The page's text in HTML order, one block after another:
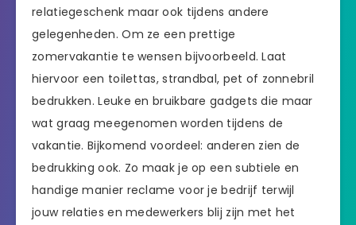
relatiegeschenk maar ook tijdens andere
gelegenheden. Om ze een prettige
zomervakantie te wensen bijvoorbeeld. Laat
hiervoor een toilettas, strandbal, pet of zonnebril
bedrukken. Leuke en bruikbare gadgets die maar
wat graag meegenomen worden tijdens de
vakantie. Bijkomend voordeel: anderen zien de
bedrukking ook. Zo maak je op een subtiele en
handige manier reclame voor je bedrijf terwijl
jouw relaties en medewerkers blij zijn met het